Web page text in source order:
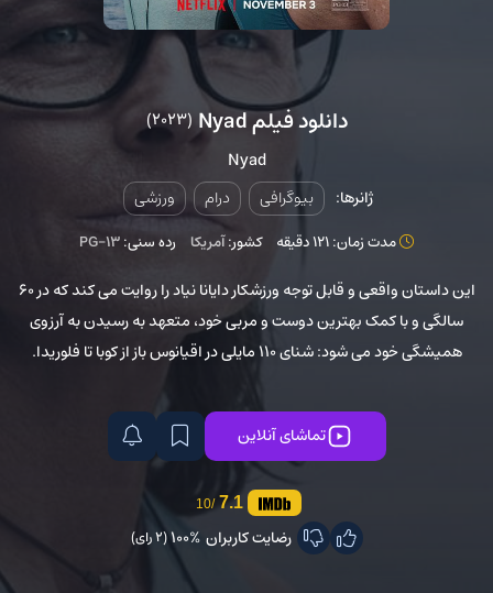
دانلود فیلم Nyad (2023)
Nyad
ژانرها: بیوگرافی درام ورزشی
مدت زمان: 121 دقیقه کشور:آمریکا رده سنی:PG-13
این داستان واقعی و قابل توجه ورزشکار دایانا نیاد را روایت می کند که در 60
سالگی و با کمک بهترین دوست و مربی خود، متعهد به رسیدن به آرزوی
همیشگی خود می شود: شنای 110 مایلی در اقیانوس باز از کوبا تا فلوریدا.
تماشای آنلاین
7.1
/10
رضایت کاربران 100%(2 رای)